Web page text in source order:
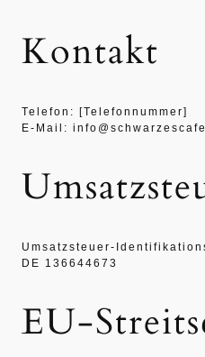
Kontakt
Telefon: [Telefonnummer]
E-Mail:
Umsatzsteuer-
DE 136644673
EU-